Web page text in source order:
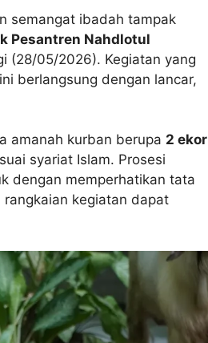
semangat ibadah tampak
Pesantren Nahdlotul
(28/05/2026). Kegiatan yang
berlangsung dengan lancar,
amanah kurban berupa 2 ekor
syariat Islam. Prosesi
dengan memperhatikan tata
kegiatan dapat